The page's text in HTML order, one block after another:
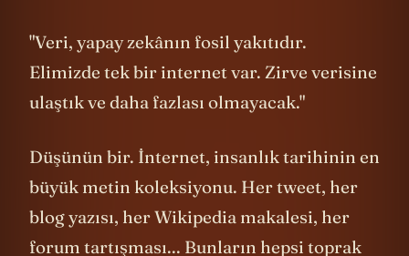
"Veri, yapay zekânın fosil yakıtıdır.
Elimizde tek bir internet var. Zirve verisine
ulaştık ve daha fazlası olmayacak."
Düşünün bir. İnternet, insanlık tarihinin en
büyük metin koleksiyonu. Her tweet, her
blog yazısı, her Wikipedia makalesi, her
forum tartışması... Bunların hepsi toprak